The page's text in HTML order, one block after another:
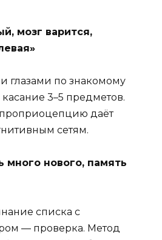
мозг варится,
глазами по знакомому
3–5 предметов.
даёт
сетям.
много нового, память
списка с
— проверка. Метод